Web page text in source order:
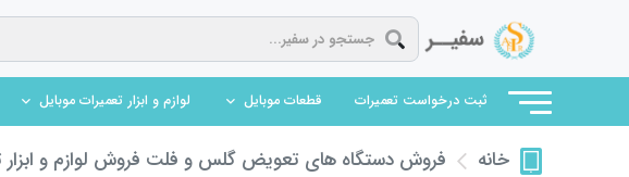
ثبت درخواست تعمیرات قطعات موبایل (current) لوازم و ابزار تعمیرات موبایل (current)
خانه فروش دستگاه های تعویض گلس و فلت فروش لوازم و